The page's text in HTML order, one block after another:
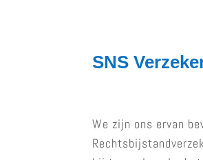
SNS
We zijn ons ervan